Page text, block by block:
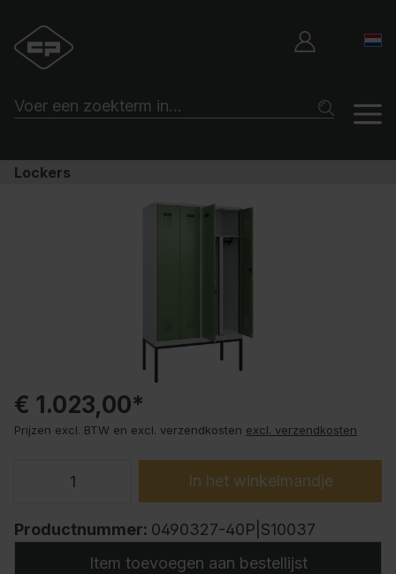
Lockers
€ 1.023,00*
Prijzen excl. BTW en excl. verzendkosten excl. verzendkosten
In het winkelmandje
Productnummer: 0490327-40P|S10037
Item toevoegen aan bestellijst